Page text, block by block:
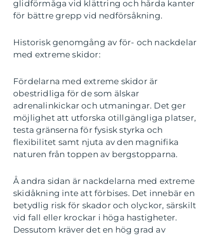
glidförmåga vid klättring och hårda kanter
för bättre grepp vid nedförsåkning.
Historisk genomgång av för- och nackdelar
med extreme skidor:
Fördelarna med extreme skidor är
obestridliga för de som älskar
adrenalinkickar och utmaningar. Det ger
möjlighet att utforska otillgängliga platser,
testa gränserna för fysisk styrka och
flexibilitet samt njuta av den magnifika
naturen från toppen av bergstopparna.
Å andra sidan är nackdelarna med extreme
skidåkning inte att förbises. Det innebär en
betydlig risk för skador och olyckor, särskilt
vid fall eller krockar i höga hastigheter.
Dessutom kräver det en hög grad av